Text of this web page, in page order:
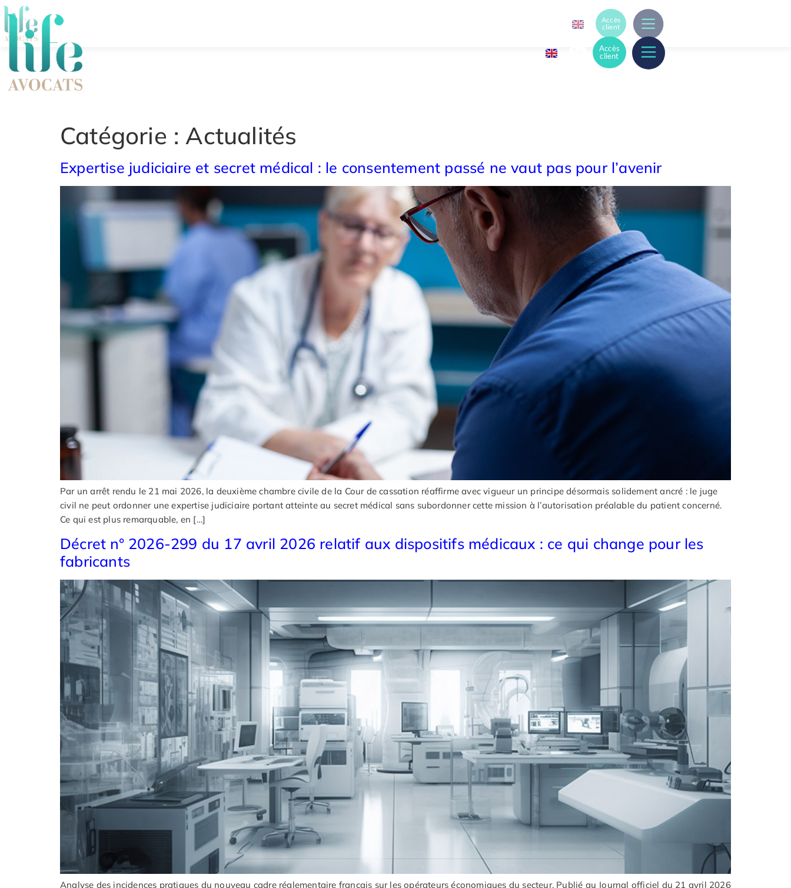
Accès
client
Accès
client
Catégorie :Actualités
Expertise judiciaire et secret médical : le consentement passé ne vaut pas pour l’avenir
Par un arrêt rendu le 21 mai 2026, la deuxième chambre civile de la Cour de cassation réaffirme avec vigueur un principe désormais solidement ancré : le juge
civil ne peut ordonner une expertise judiciaire portant atteinte au secret médical sans subordonner cette mission à l’autorisation préalable du patient concerné.
Ce qui est plus remarquable, en […]
Décret n° 2026-299 du 17 avril 2026 relatif aux dispositifs médicaux : ce qui change pour les
fabricants
Analyse des incidences pratiques du nouveau cadre réglementaire français sur les opérateurs économiques du secteur. Publié au Journal officiel du 21 avril 2026